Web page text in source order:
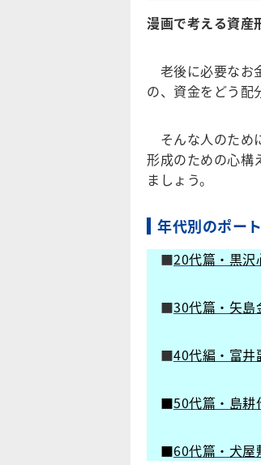
漫画で考える資産
老後に必要なお
の、資金をどう配
そんな人のため
形成のための心構
ましょう。
年代別のポー
■20代篇・黒
■30代篇・矢
■40代編・富
■50代篇・島
■60代篇・犬